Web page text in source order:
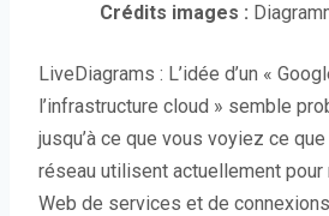
Crédits images :
LiveDiagrams : L’idée d’un «
l’infrastructure cloud » semble
jusqu’à ce que vous voyiez ce
réseau utilisent actuellement pour
Web de services et de